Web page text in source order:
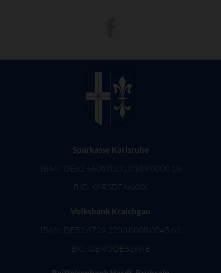
Sparkasse Karlsruhe
IBAN: DE82 6605 0101 0109 0000 18
BIC: KARSDE66XXX
Volksbank Kraichgau
IBAN: DE52 6729 2200 0000 0045 61
BIC: GENODE61WIE